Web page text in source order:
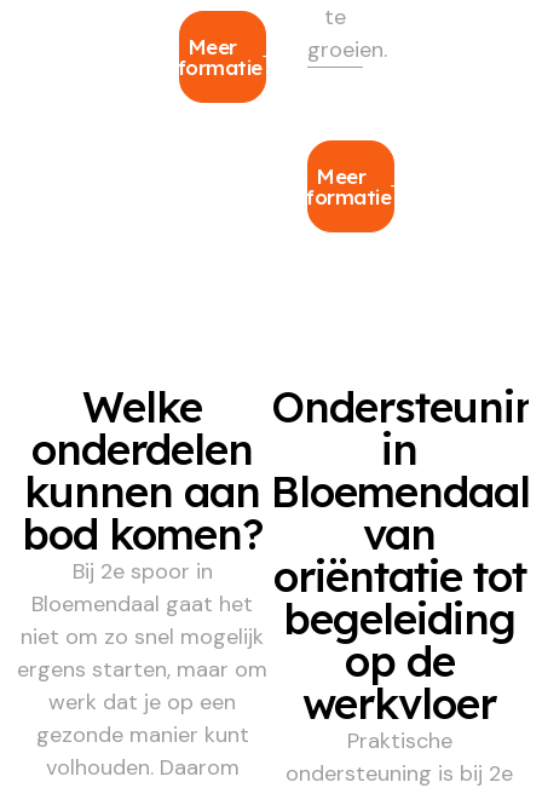
Meer
informatie
te
groeien.
Meer
informatie
Welke
onderdelen
kunnen aan
bod komen?
Bij 2e spoor in
Bloemendaal gaat het
niet om zo snel mogelijk
ergens starten, maar om
werk dat je op een
gezonde manier kunt
volhouden. Daarom
in
Bloemendaal,
van
oriëntatie tot
begeleiding
op de
werkvloer
Praktische
ondersteuning is bij 2e